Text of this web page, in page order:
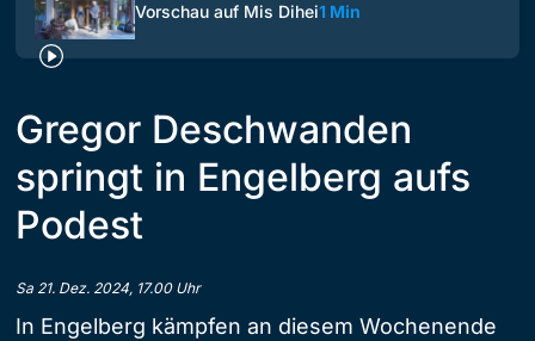
Vorschau auf Mis Dihei1 Min
Gregor Deschwanden
springt in Engelberg aufs
Podest
Sa 21. Dez. 2024, 17.00 Uhr
In Engelberg kämpfen an diesem Wochenende